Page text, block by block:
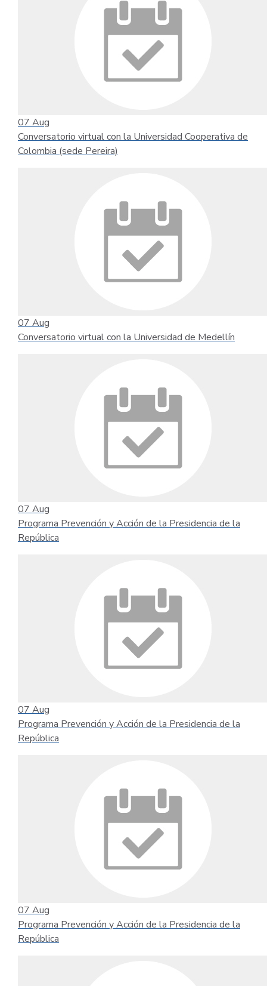
07 Aug
Conversatorio virtual con la Universidad Cooperativa de
Colombia (sede Pereira)
07 Aug
Conversatorio virtual con la Universidad de Medellín
07 Aug
Programa Prevención y Acción de la Presidencia de la
República
07 Aug
Programa Prevención y Acción de la Presidencia de la
República
07 Aug
Programa Prevención y Acción de la Presidencia de la
República